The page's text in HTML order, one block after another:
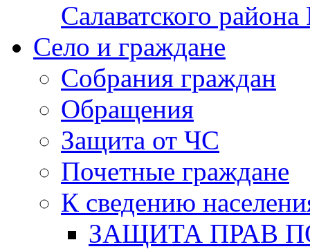
Салаватского района
Село и граждане
Собрания граждан
Обращения
Защита от ЧС
Почетные граждане
К сведению
ЗАЩИТА ПРАВ